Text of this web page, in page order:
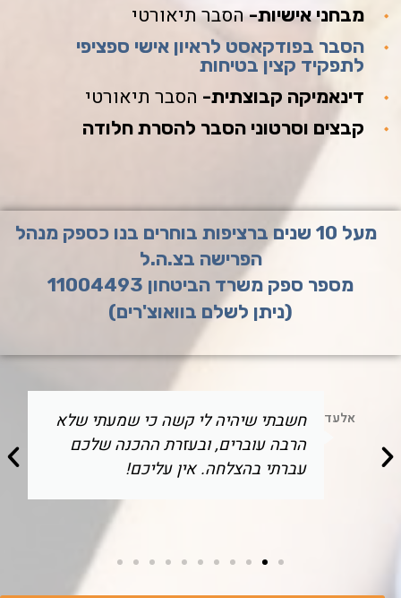
מבחני אישיות-הסבר תיאורטי
הסבר בפודקאסט לראיון אישי ספציפי
לתפקיד קצין בטיחות
דינאמיקה קבוצתית- הסבר תיאורטי
קבצים וסרטוני הסבר להסרת חלודה
מעל 10 שנים ברציפות בוחרים בנו כספק מנהל
הפרישה בצ.ה.ל
מספר ספק משרד הביטחון 11004493
(ניתן לשלם בוואוצ'רים)
חשבתי שיהיה לי קשה כי שמעתי שלא
הרבה עוברים, ובעזרת ההכנה שלכם
עברתי בהצלחה. אין עליכם!
אלעד